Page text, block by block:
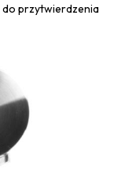
do przytwierdzenia